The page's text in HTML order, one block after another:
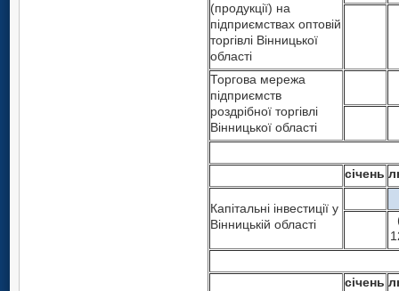
(продукції) на
підприємствах оптовій
торгівлі Вінницької
області
Торгова мережа
підприємств
роздрібної торгівлі
Вінницької області
січень
Капітальні інвестиції у
Вінницькій області
січень